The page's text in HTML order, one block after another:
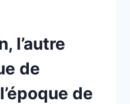
l’autre
de
de